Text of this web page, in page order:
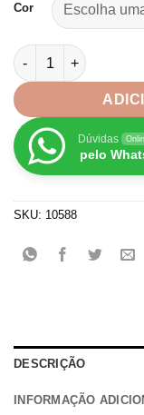
Cor
Fita com Borda
Dúvidas
pelo
SKU: 10588
DESCRIÇÃO
INFORMAÇÃO